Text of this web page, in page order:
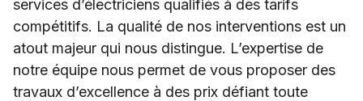
services d’électriciens qualifiés à des tarifs
compétitifs. La qualité de nos interventions est un
atout majeur qui nous distingue. L’expertise de
notre équipe nous permet de vous proposer des
travaux d’excellence à des prix défiant toute